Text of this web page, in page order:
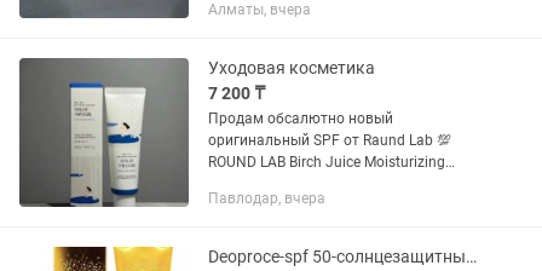
Чарынский каньон, озеро Иссык,
Алматы, вчера
Уходовая косметика
7 200 ₸
Продам обсалютно новый
оригинальный SPF от Raund Lab 💯
ROUND LAB Birch Juice Moisturizing
отлично подходит для: 🤍 сухой кожи;
Павлодар, вчера
Deoproce-spf 50-солнцезащитный крем.